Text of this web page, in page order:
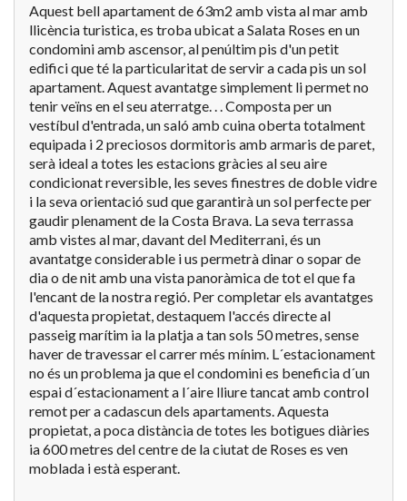
Aquest bell apartament de 63m2 amb vista al mar amb
llicència turistica, es troba ubicat a Salata Roses en un
condomini amb ascensor, al penúltim pis d'un petit
edifici que té la particularitat de servir a cada pis un sol
apartament. Aquest avantatge simplement li permet no
tenir veïns en el seu aterratge. . . Composta per un
vestíbul d'entrada, un saló amb cuina oberta totalment
equipada i 2 preciosos dormitoris amb armaris de paret,
serà ideal a totes les estacions gràcies al seu aire
condicionat reversible, les seves finestres de doble vidre
i la seva orientació sud que garantirà un sol perfecte per
gaudir plenament de la Costa Brava. La seva terrassa
amb vistes al mar, davant del Mediterrani, és un
avantatge considerable i us permetrà dinar o sopar de
dia o de nit amb una vista panoràmica de tot el que fa
l'encant de la nostra regió. Per completar els avantatges
d'aquesta propietat, destaquem l'accés directe al
passeig marítim ia la platja a tan sols 50 metres, sense
haver de travessar el carrer més mínim. L´estacionament
no és un problema ja que el condomini es beneficia d´un
espai d´estacionament a l´aire lliure tancat amb control
remot per a cadascun dels apartaments. Aquesta
propietat, a poca distància de totes les botigues diàries
ia 600 metres del centre de la ciutat de Roses es ven
moblada i està esperant.